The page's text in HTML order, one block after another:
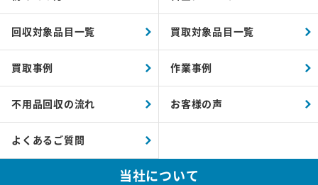
回収対象品目一覧 買取対象品目一覧
買取事例 作業事例
不用品回収の流れ お客様の声
よくあるご質問
当社について